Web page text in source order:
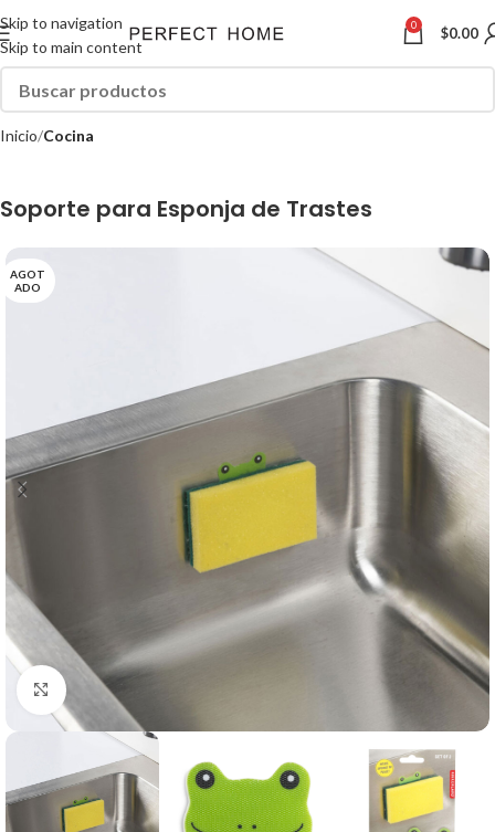
Skip to navigation
Skip to main content
0 $0.00
Inicio Cocina
Soporte para Esponja de Trastes
AGOT
ADO
Click to enlarge